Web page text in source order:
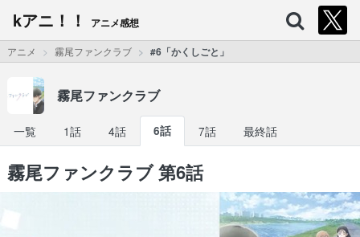
kアニ！！ アニメ感想
アニメ 霧尾ファンクラブ #6「かくしごと」
霧尾ファンクラブ
一覧 1話 4話 6話 7話 最終話
霧尾ファンクラブ 第6話